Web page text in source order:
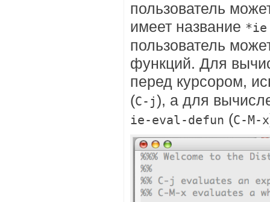
пользователь
имеет название *ie
пользователь
функций. Для
перед курсором,
(C-j), а для
ie-eval-defun (C-M-x